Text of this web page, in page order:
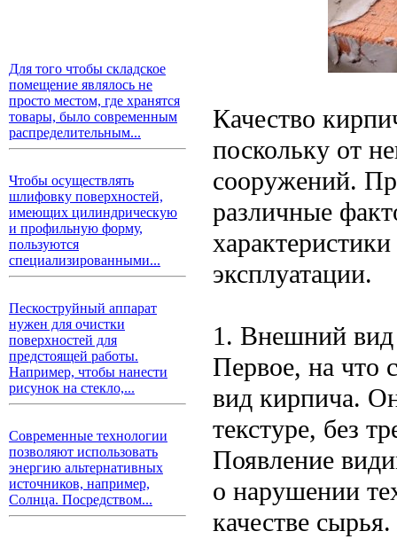
Для того чтобы складское
помещение являлось не
просто местом, где хранятся
товары, было современным
распределительным...
Чтобы осуществлять
шлифовку поверхностей,
имеющих цилиндрическую
и профильную форму,
пользуются
специализированными...
Пескоструйный аппарат
нужен для очистки
поверхностей для
предстоящей работы.
Например, чтобы нанести
рисунок на стекло,...
Современные технологии
позволяют использовать
энергию альтернативных
источников, например,
Солнца. Посредством...
Качество
поскольку от
сооружений.
различные
эксплуатации.
1. Внешний
Первое, на что
вид кирпича.
текстуре, без
Появление
о нарушении
качестве сырья.